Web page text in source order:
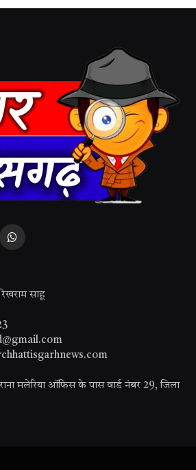
WhatsApp
रेखराम साहू
मलेरिया ऑफिस के पास वार्ड नंबर 29, जिला